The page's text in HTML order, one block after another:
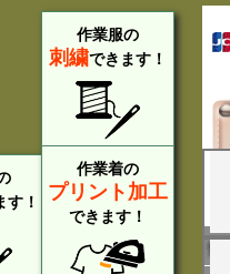
す！
作業服の
刺繍できます！
作業着の
プリント加工
できます！